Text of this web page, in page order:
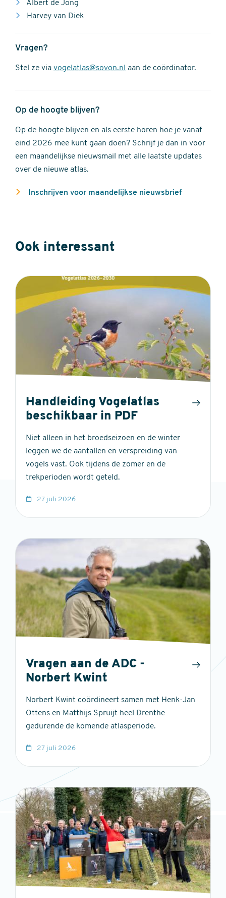
Albert de Jong
Harvey van Diek
Vragen?
Stel ze via vogelatlas@sovon.nl aan de coördinator.
Op de hoogte blijven?
Op de hoogte blijven en als eerste horen hoe je vanaf
eind 2026 mee kunt gaan doen? Schrijf je dan in voor
een maandelijkse nieuwsmail met alle laatste updates
over de nieuwe atlas.
Inschrijven voor maandelijkse nieuwsbrief
Ook interessant
Handleiding Vogelatlas
beschikbaar in PDF
Niet alleen in het broedseizoen en de winter
leggen we de aantallen en verspreiding van
vogels vast. Ook tijdens de zomer en de
trekperioden wordt geteld.
27 juli 2026
Vragen aan de ADC -
Norbert Kwint
Norbert Kwint coördineert samen met Henk-Jan
Ottens en Matthijs Spruijt heel Drenthe
gedurende de komende atlasperiode.
27 juli 2026